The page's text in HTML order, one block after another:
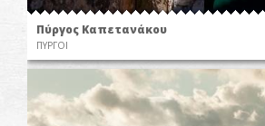
Πύργος Καπετανάκου
ΠΥΡΓΟΙ